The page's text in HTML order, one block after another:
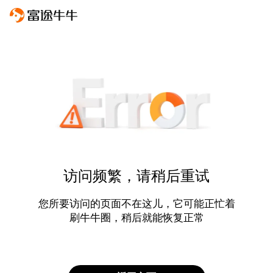
访问频繁，请稍后重试
您所要访问的页面不在这儿，它可能正忙着
刷牛牛圈，稍后就能恢复正常